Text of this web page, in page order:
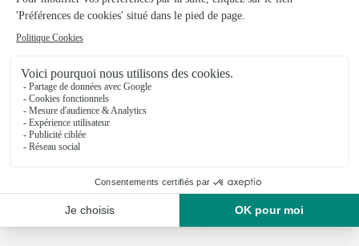
03/08/2026
★ ★ ★ ★ ★
Bouquet magnifique et rapide
Bouquet magnifique et rapide
les avis de la marque Interflora sur Trustpilot